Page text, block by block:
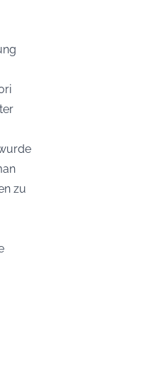
zu